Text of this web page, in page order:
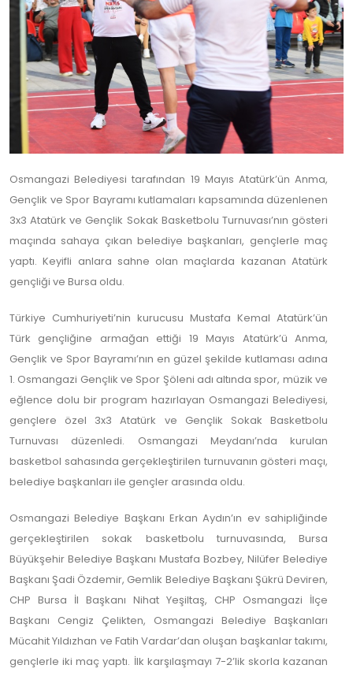
Osmangazi Belediyesi tarafından 19 Mayıs Atatürk’ün Anma,
Gençlik ve Spor Bayramı kutlamaları kapsamında düzenlenen
3x3 Atatürk ve Gençlik Sokak Basketbolu Turnuvası’nın gösteri
maçında sahaya çıkan belediye başkanları, gençlerle maç
yaptı. Keyifli anlara sahne olan maçlarda kazanan Atatürk
gençliği ve Bursa oldu.
Türkiye Cumhuriyeti’nin kurucusu Mustafa Kemal Atatürk’ün
Türk gençliğine armağan ettiği 19 Mayıs Atatürk’ü Anma,
Gençlik ve Spor Bayramı’nın en güzel şekilde kutlaması adına
1. Osmangazi Gençlik ve Spor Şöleni adı altında spor, müzik ve
eğlence dolu bir program hazırlayan Osmangazi Belediyesi,
gençlere özel 3x3 Atatürk ve Gençlik Sokak Basketbolu
Turnuvası düzenledi. Osmangazi Meydanı’nda kurulan
basketbol sahasında gerçekleştirilen turnuvanın gösteri maçı,
belediye başkanları ile gençler arasında oldu.
Osmangazi Belediye Başkanı Erkan Aydın’ın ev sahipliğinde
gerçekleştirilen sokak basketbolu turnuvasında, Bursa
Büyükşehir Belediye Başkanı Mustafa Bozbey, Nilüfer Belediye
Başkanı Şadi Özdemir, Gemlik Belediye Başkanı Şükrü Deviren,
CHP Bursa İl Başkanı Nihat Yeşiltaş, CHP Osmangazi İlçe
Başkanı Cengiz Çelikten, Osmangazi Belediye Başkanları
Mücahit Yıldızhan ve Fatih Vardar’dan oluşan başkanlar takımı,
gençlerle iki maç yaptı. İlk karşılaşmayı 7-2’lik skorla kazanan